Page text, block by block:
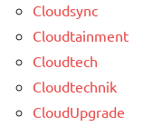
Cloudsync
Cloudtainment
Cloudtech
Cloudtechnik
CloudUpgrade